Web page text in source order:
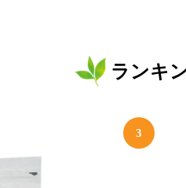
ランキ
3